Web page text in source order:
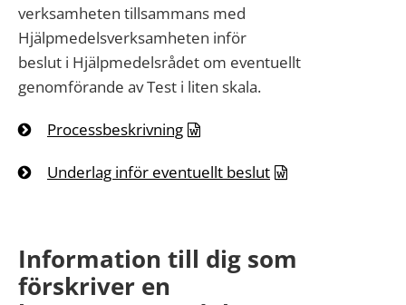
verksamheten tillsammans med
Hjälpmedelsverksamheten inför
beslut i Hjälpmedelsrådet om eventuellt
genomförande avTest i liten skala.
Processbeskrivning
Underlag inför eventuellt beslut
Information till dig som
förskriver en